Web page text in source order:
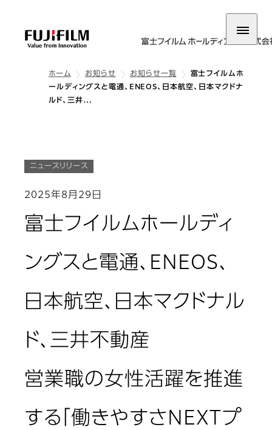
ホーム お知らせ お知らせ一覧
富士フイルムホ
ールディングスと電通、ENEOS、日本航空、日本マクドナ
ルド、三井…
ニュースリリース
2025年8月29日
富士フイルムホールディ
ングスと電通、ENEOS、
日本航空、日本マクドナル
ド、三井不動産
営業職の女性活躍を推進
する「働きやすさNEXTプ